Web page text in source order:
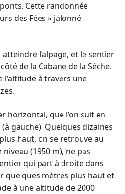
Cette randonnée
des Fées » jalonné
l’alpage, et le sentier
de la Cabane de la Sèche.
à travers une
horizontal, que l’on suit en
gauche). Quelques dizaines
haut, on se retrouve au
niveau (1950 m), ne pas
qui part à droite dans
quelques mètres plus haut et
à une altitude de 2000